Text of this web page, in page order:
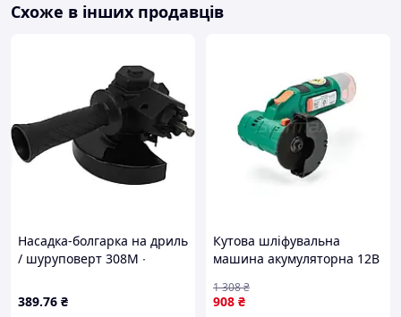
Невелика маса сприяє тривалій роботі без
одне з двох положень для більшого комфорту.
Тип оболонки мережевого шнура PVC стійкий до
високих температур. Він довговічний,
відрізняється хімічної і вогнестійкістю.
Кожух диска захищає від уламків і частинок
абразиву і оброблюваного матеріалу
Комплектація Machtz MAG-23/2920:
захисний кожух;
ключ;
передня рукоятка;
гарантійний талон.
Схоже в інших продавців
Насадка-болгарка на дриль
/ шуруповерт 308M ∙
кутова шліфмашина 308M
389.76 ₴
Кутова шліфувальна
машина акумуляторна 12В
AGM9076CL
908 ₴
1 308₴